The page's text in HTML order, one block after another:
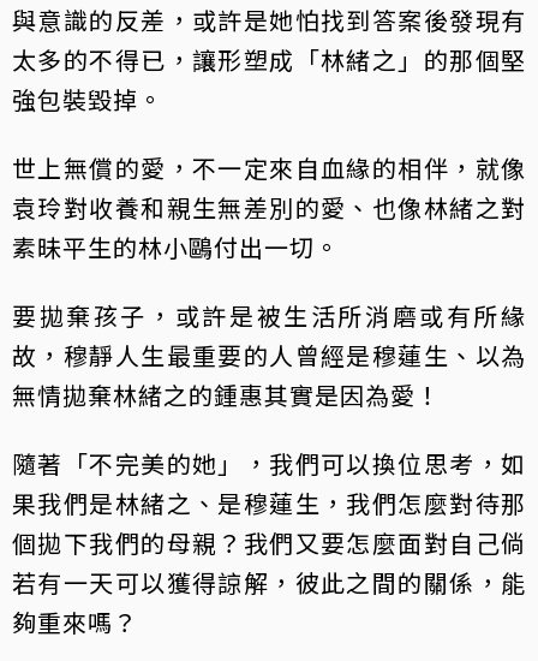
與意識的反差，或許是她怕找到答案後發現有
太多的不得已，讓形塑成「林緒之」的那個堅
強包裝毀掉。
世上無償的愛，不一定來自血緣的相伴，就像
袁玲對收養和親生無差別的愛、也像林緒之對
素昧平生的林小鷗付出一切。
要拋棄孩子，或許是被生活所消磨或有所緣
故，穆靜人生最重要的人曾經是穆蓮生、以為
無情拋棄林緒之的鍾惠其實是因為愛！
隨著「不完美的她」，我們可以換位思考，如
果我們是林緒之、是穆蓮生，我們怎麼對待那
個拋下我們的母親？我們又要怎麼面對自己倘
若有一天可以獲得諒解，彼此之間的關係，能
夠重來嗎？